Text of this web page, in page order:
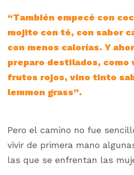
“También empecé con
mojito con té, con sabor
con menos calorías. Y
preparo destilados, como
frutos rojos, vino tinto
lemmon grass”.
Pero el camino no fue
vivir de primera mano
las que se enfrentan las